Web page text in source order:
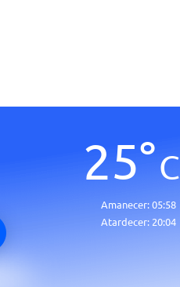
25°C
Amanecer:05:58
Atardecer: 20:04